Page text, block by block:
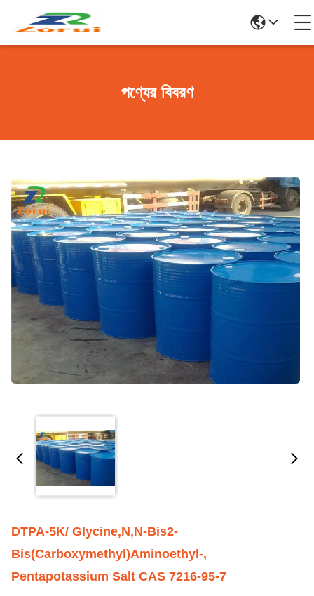
পণ্যের বিবরণ
DTPA-5K/ Glycine,N,N-Bis2-
Bis(Carboxymethyl)Aminoethyl-,
Pentapotassium Salt CAS 7216-95-7